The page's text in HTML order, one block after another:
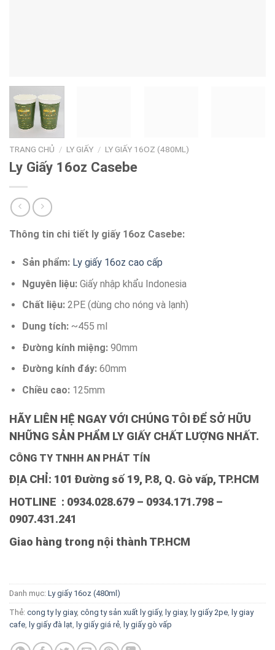
TRANG CHỦ / LY GIẤY / LY GIẤY 16OZ (480ML)
Ly Giấy 16oz Casebe
Thông tin chi tiết ly giấy 16oz Casebe:
Sản phẩm: Ly giấy 16oz cao cấp
Nguyên liệu: Giấy nhập khẩu Indonesia
Chất liệu: 2PE (dùng cho nóng và lạnh)
Dung tích: ~455 ml
Đường kính miệng: 90mm
Đường kính đáy: 60mm
Chiều cao: 125mm
HÃY LIÊN HỆ NGAY VỚI CHÚNG TÔI ĐỂ SỞ HỮU
NHỮNG SẢN PHẨM LY GIẤY CHẤT LƯỢNG NHẤT.
CÔNG TY TNHH AN PHÁT TÍN
ĐỊA CHỈ: 101 Đường số 19, P.8, Q. Gò vấp, TP.HCM
HOTLINE : 0934.028.679 – 0934.171.798 –
0907.431.241
Giao hàng trong nội thành TP.HCM
Danh mục: Ly giấy 16oz (480ml)
Thẻ: cong ty ly giay, công ty sản xuất ly giấy, ly giay, ly giấy 2pe, ly giay
cafe, ly giấy đà lạt, ly giấy giá rẻ, ly giấy gò vấp